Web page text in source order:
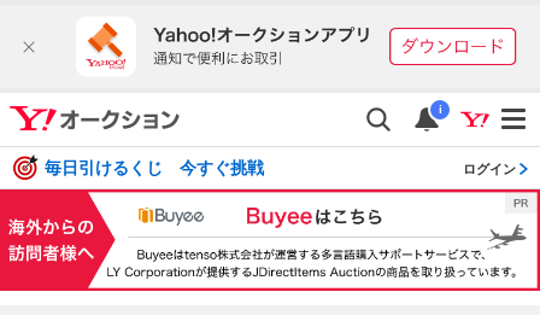
i
毎日引けるくじ 今すぐ挑戦 ログイン